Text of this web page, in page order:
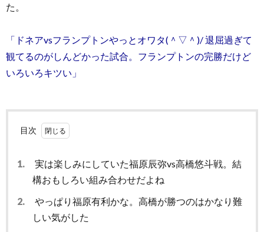
た。
「ドネアvsフランプトンやっとオワタ(＾▽＾)/ 退屈過ぎて
観てるのがしんどかった試合。フランプトンの完勝だけど
いろいろキツい」
目次
1.
実は楽しみにしていた福原辰弥vs高橋悠斗戦。結
構おもしろい組み合わせだよね
2.
やっぱり福原有利かな。高橋が勝つのはかなり難
しい気がした